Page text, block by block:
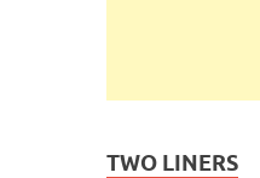
TWO LINERS